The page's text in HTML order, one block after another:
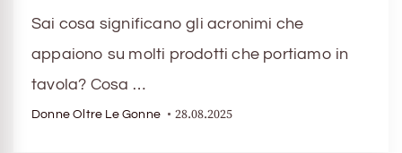
Sai cosa significano gli acronimi che
appaiono su molti prodotti che portiamo in
tavola? Cosa …
Donne Oltre Le Gonne 28.08.2025